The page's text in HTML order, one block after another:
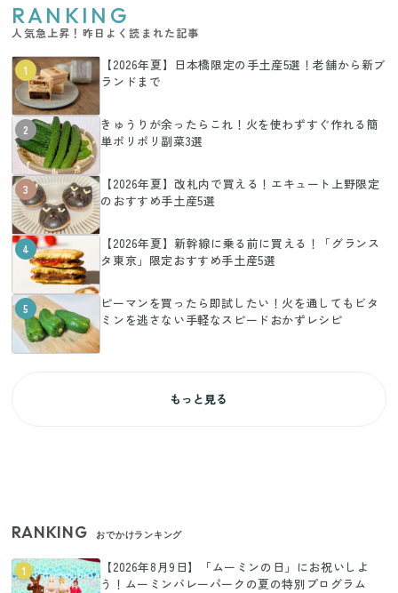
RANKING
人気急上昇！昨日よく読まれた記事
1
【2026年夏】日本橋限定の手土産5選！老舗から新ブ
ランドまで
2
きゅうりが余ったらこれ！火を使わずすぐ作れる簡
単ポリポリ副菜3選
3
【2026年夏】改札内で買える！エキュート上野限定
のおすすめ手土産5選
4
【2026年夏】新幹線に乗る前に買える！「グランス
タ東京」限定おすすめ手土産5選
5
ピーマンを買ったら即試したい！火を通してもビタ
ミンを逃さない手軽なスピードおかずレシピ
もっと見る
RANKING おでかけランキング
1
【2026年8月9日】「ムーミンの日」にお祝いしよ
う！ムーミンバレーパークの夏の特別プログラム